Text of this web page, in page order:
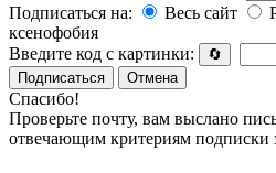
Подписаться на:
Весь сайт
ксенофобия
Введите код с картинки:
🔄
Подписаться
Отмена
Спасибо!
Проверьте почту, вам выслано
отвечающим критериям подписки